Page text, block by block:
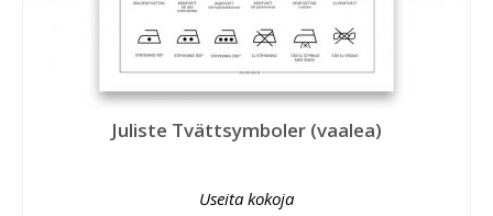
Juliste Tvättsymboler (vaalea)
Useita kokoja